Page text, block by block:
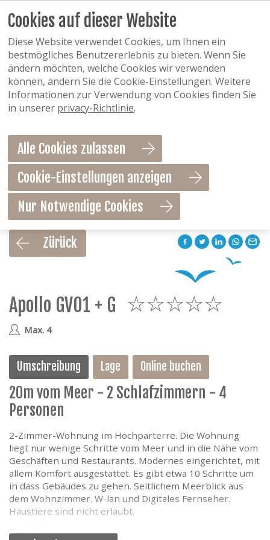
Als Favorit speichern
Zürück
Apollo GV01 + G
Max. 4
Umschreibung Lage Online buchen
20m vom Meer - 2 Schlafzimmern - 4
Personen
2-Zimmer-Wohnung im Hochparterre. Die Wohnung
liegt nur wenige Schritte vom Meer und in die Nähe vom
Geschäften und Restaurants. Modernes eingerichtet, mit
allem Komfort ausgestattet. Es gibt etwa 10 Schritte um
in dass Gebäudes zu gehen. Seitlichem Meerblick aus
dem Wohnzimmer. W-lan und Digitales Fernseher.
Haustiere sind nicht erlaubt.
Abteilung
Cookies auf dieser Website
Diese Website verwendet Cookies, um Ihnen ein
bestmögliches Benutzererlebnis zu bieten. Wenn Sie
ändern möchten, welche Cookies wir verwenden
können, ändern Sie die Cookie-Einstellungen. Weitere
Informationen zur Verwendung von Cookies finden Sie
in unserer privacy-Richtlinie.
Alle Cookies zulassen
Cookie-Einstellungen anzeigen
Nur Notwendige Cookies